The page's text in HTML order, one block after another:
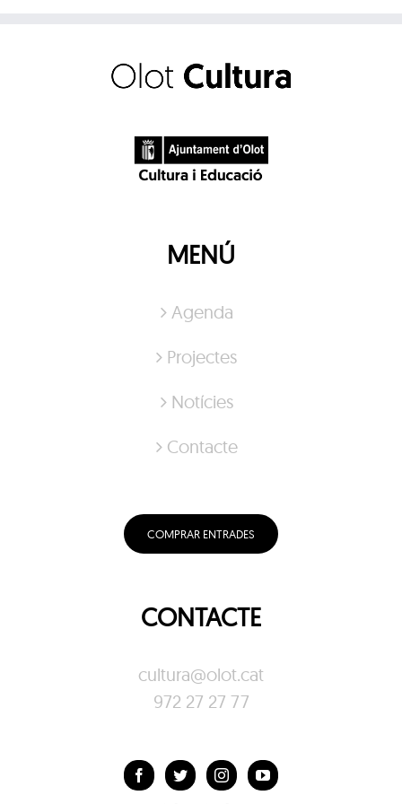
MENÚ
Agenda
Projectes
Notícies
Contacte
COMPRAR ENTRADES
CONTACTE
cultura@olot.cat
972 27 27 77